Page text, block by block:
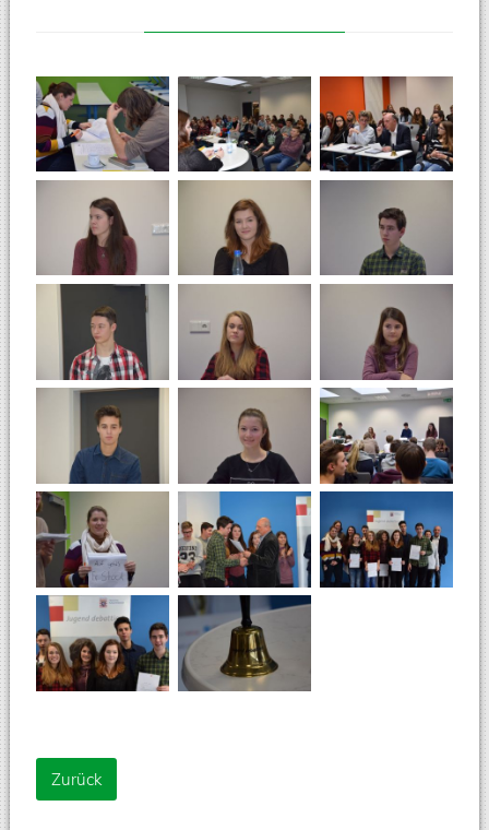
Zurück